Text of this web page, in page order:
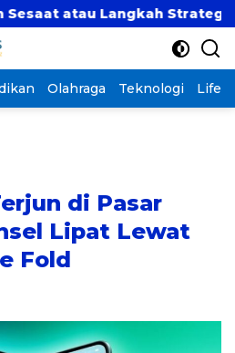
Langkah Strategis
Olahraga Teknologi
di Pasar
Lipat Lewat
Fold